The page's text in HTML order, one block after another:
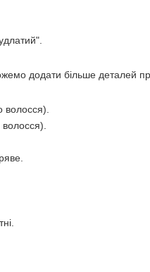
додати більше деталей
волосся).